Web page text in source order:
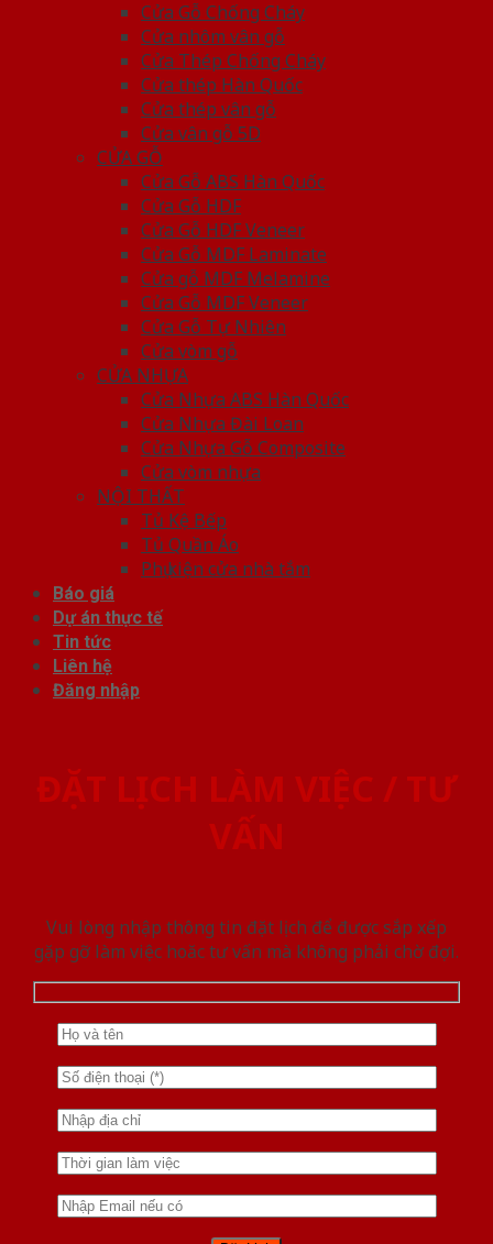
Cửa Gỗ Chống Cháy
Cửa nhôm vân gỗ
Cửa Thép Chống Cháy
Cửa thép Hàn Quốc
Cửa thép vân gỗ
Cửa vân gỗ 5D
CỬA GỖ
Cửa Gỗ ABS Hàn Quốc
Cửa Gỗ HDF
Cửa Gỗ HDF Veneer
Cửa Gỗ MDF Laminate
Cửa gỗ MDF Melamine
Cửa Gỗ MDF Veneer
Cửa Gỗ Tự Nhiên
Cửa vòm gỗ
CỬA NHỰA
Cửa Nhựa ABS Hàn Quốc
Cửa Nhựa Đài Loan
Cửa Nhựa Gỗ Composite
Cửa vòm nhựa
NỘI THẤT
Tủ Kệ Bếp
Tủ Quần Áo
Phụ kiện cửa nhà tắm
Báo giá
Dự án thực tế
Tin tức
Liên hệ
Đăng nhập
ĐẶT LỊCH LÀM VIỆC / TƯ
VẤN
Vui lòng nhập thông tin đặt lịch để được sắp xếp
gặp gỡ làm việc hoăc tư vấn mà không phải chờ đợi.